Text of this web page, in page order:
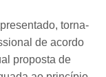
torna-
de acordo
proposta de